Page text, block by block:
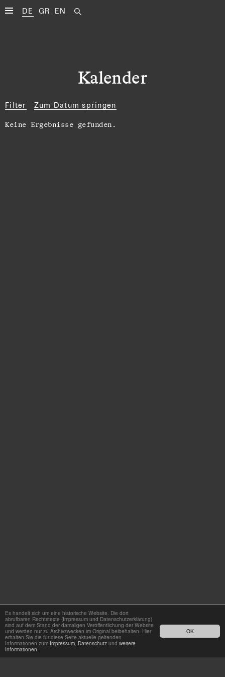
DE GR EN
Kalender
Filter Zum Datum springen
Keine Ergebnisse gefunden.
OK
Es handelt sich um eine historische Website. Die dort
abrufbaren Rechtstexte (Impressum und Datenschutzerklärung)
sind auf dem Stand der damaligen Veröffentlichung der Website
und werden nur zu Archivzwecken im Original beibehalten. Hier
erhalten Sie die für diese Seite aktuelle geltenden
Informationen zum Impressum, Datenschutz und weitere
Informationen.